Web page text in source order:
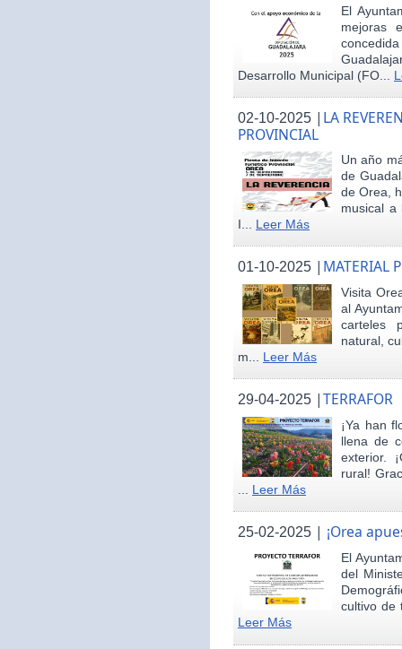
El
mejoras
Desarrollo Municipal (FO...
02-10-2025 | LA
PROVINCIAL
Un año
de
de Orea,
musical a
I... Leer Más
01-10-2025 | MATERIAL
Visita
al
carteles
natural,
m... Leer Más
29-04-2025 |TERRAFOR
¡Ya han
llena de
exterior.
rural!
... Leer Más
25-02-2025 | ¡Orea
El
del
cultivo de
Leer Más